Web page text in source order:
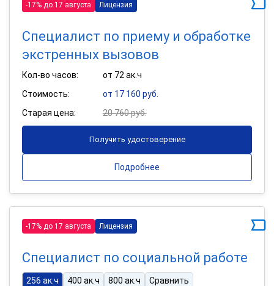
-17% до 17 августа Лицензия
Специалист по приему и обработке
экстренных вызовов
Кол-во часов:
от 72 ак.ч
Стоимость:
от 17 160 руб.
Старая цена:
20 760 руб.
Получить удостоверение
Подробнее
-17% до 17 августа Лицензия
Специалист по социальной работе
256 ак.ч 400 ак.ч 800 ак.ч Сравнить